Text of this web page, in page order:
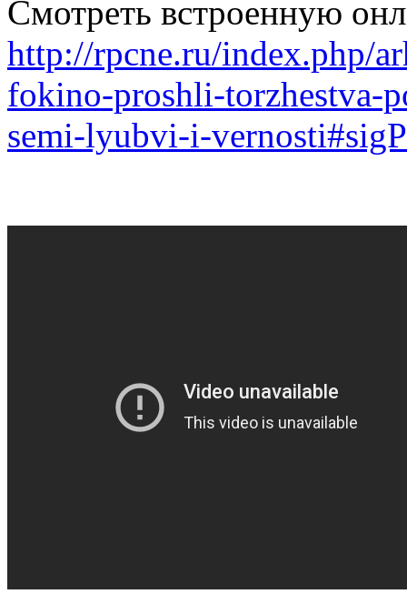
Смотреть встроенную
http://rpcne.ru/index.php/
fokino-proshli-torzhestva-
semi-lyubvi-i-